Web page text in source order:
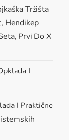
Tržišta
Hendikep
Prvi Do X
I
I Praktično